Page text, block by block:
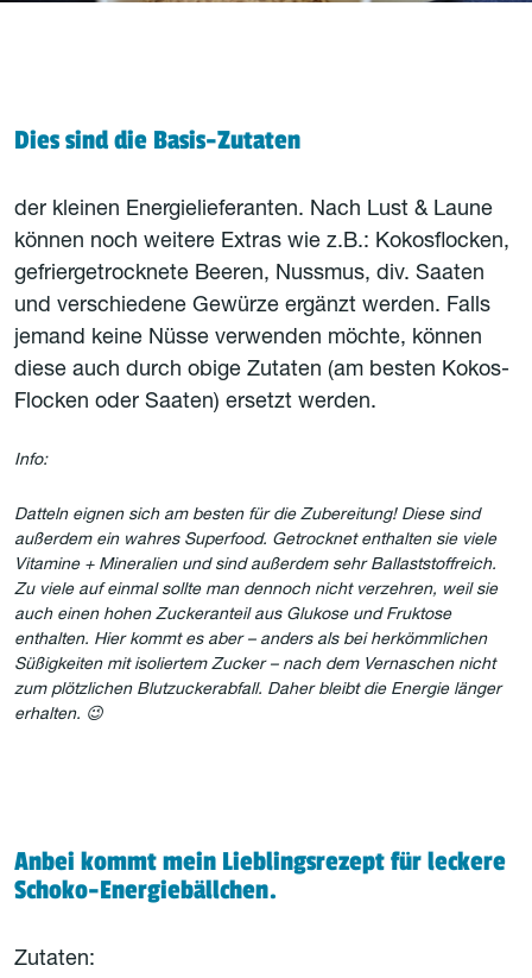
Dies sind die Basis-Zutaten
der kleinen Energielieferanten. Nach Lust & Laune
können noch weitere Extras wie z.B.: Kokosflocken,
gefriergetrocknete Beeren, Nussmus, div. Saaten
und verschiedene Gewürze ergänzt werden. Falls
jemand keine Nüsse verwenden möchte, können
diese auch durch obige Zutaten (am besten Kokos-
Flocken oder Saaten) ersetzt werden.
Info:
Datteln eignen sich am besten für die Zubereitung! Diese sind
außerdem ein wahres Superfood. Getrocknet enthalten sie viele
Vitamine + Mineralien und sind außerdem sehr Ballaststoffreich.
Zu viele auf einmal sollte man dennoch nicht verzehren, weil sie
auch einen hohen Zuckeranteil aus Glukose und Fruktose
enthalten. Hier kommt es aber – anders als bei herkömmlichen
Süßigkeiten mit isoliertem Zucker – nach dem Vernaschen nicht
zum plötzlichen Blutzuckerabfall. Daher bleibt die Energie länger
erhalten. 😉
Anbei kommt mein Lieblingsrezept für leckere
Schoko-Energiebällchen.
Zutaten: